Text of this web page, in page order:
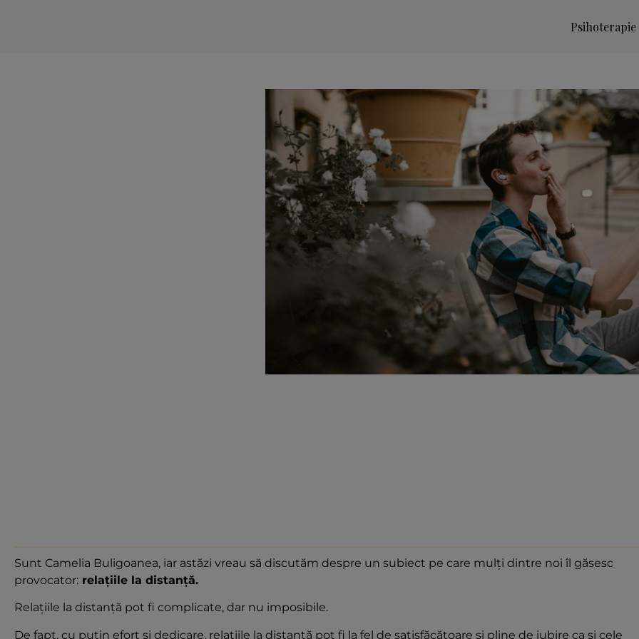
Psihoterapie
Sunt Camelia Buligoanea, iar astăzi vreau să discutăm despre un subiect pe care mulți dintre noi îl găsesc
provocator: relațiile la distanță.
Relațiile la distanță pot fi complicate, dar nu imposibile.
De fapt, cu puțin efort și dedicare, relațiile la distanță pot fi la fel de satisfăcătoare și pline de iubire ca și cele